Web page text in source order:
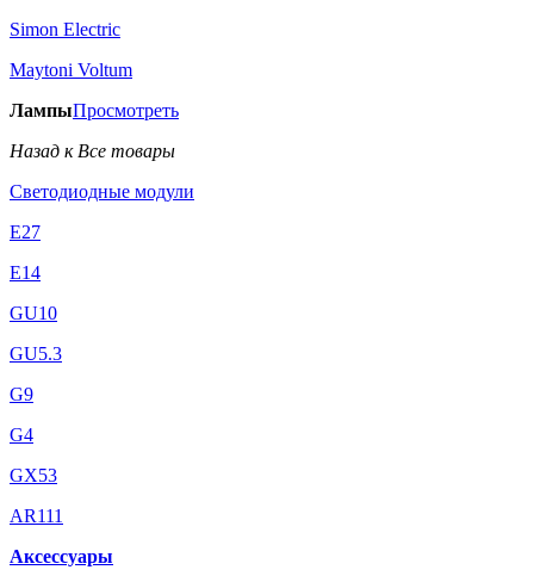
Simon Electric
Maytoni Voltum
ЛампыПросмотреть
Назад к Все товары
Светодиодные модули
E27
E14
GU10
GU5.3
G9
G4
GX53
AR111
Аксессуары